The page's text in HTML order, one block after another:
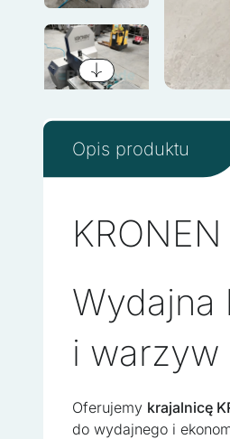
Opis produktu
Wydajna
i warzyw
Oferujemy krajalnicę
do wydajnego i